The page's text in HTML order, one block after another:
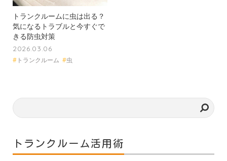
トランクルームに虫は出る？
気になるトラブルと今すぐで
きる防虫対策
2026.03.06
#トランクルーム #虫
トランクルーム活用術